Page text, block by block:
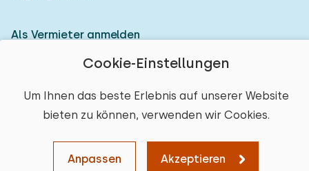
Cookie-Einstellungen
Um Ihnen das beste Erlebnis auf unserer Website
bieten zu können, verwenden wir Cookies.
Anpassen Akzeptieren
Als Vermieter anmelden